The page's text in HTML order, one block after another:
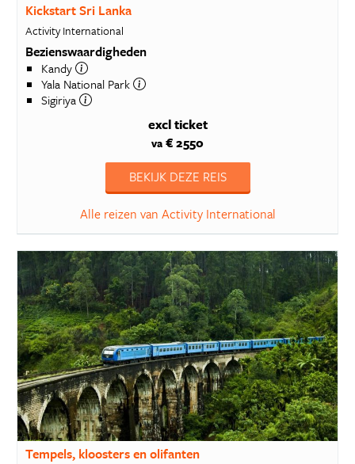
Kickstart Sri Lanka
Activity International
Bezienswaardigheden
Kandy
Yala National Park
Sigiriya
excl ticket
va € 2550
BEKIJK DEZE REIS
Alle reizen van Activity International
Tempels, kloosters en olifanten